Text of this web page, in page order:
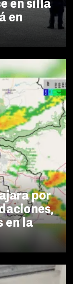
en silla
en
por
en la